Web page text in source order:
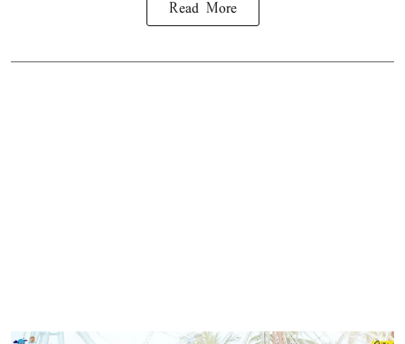
Read More